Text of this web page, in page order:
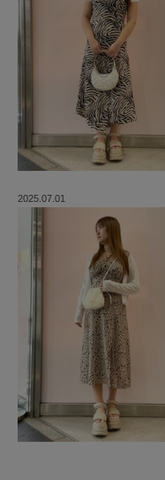
2025.07.01